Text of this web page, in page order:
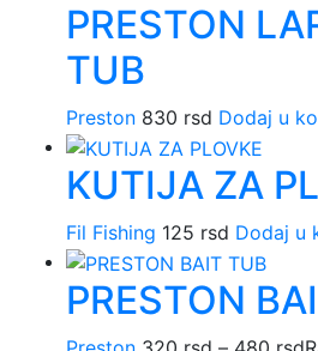
PRESTON
TUB
Preston 830 rsd Dodaj u
KUTIJA ZA
Fil Fishing 125 rsd Dodaj u
PRESTON